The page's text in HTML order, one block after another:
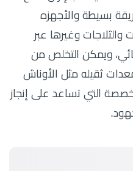
بسيطة والأجهزه
والثلاجات وغيرها عبر
ويمكن التخلص من
ثقيله مثل الأوناش
التي تساعد على إنجاز